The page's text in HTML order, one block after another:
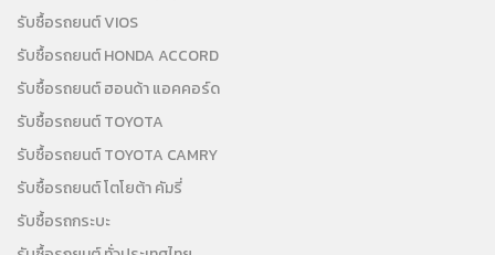
รับซื้อรถยนต์ VIOS
รับซื้อรถยนต์ HONDA ACCORD
รับซื้อรถยนต์ ฮอนด้า แอคคอร์ด
รับซื้อรถยนต์ TOYOTA
รับซื้อรถยนต์ TOYOTA CAMRY
รับซื้อรถยนต์ โตโยต้า คัมรี่
รับซื้อรถกระบะ